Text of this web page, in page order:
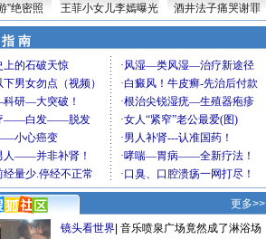
”绝密照 王菲小女儿李嫣曝光 酒井法子痛哭谢罪
南
更多>>
镜头看世界 音乐喷泉广场竟然成了淋浴场